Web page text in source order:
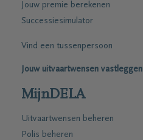
Jouw premie berekenen
Successiesimulator
Vind een tussenpersoon
Jouw uitvaartwensen vastleggen
MijnDELA
Uitvaartwensen beheren
Polis beheren